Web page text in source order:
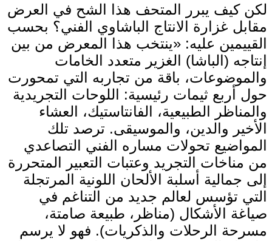
لكن كيف يبرر المتحف هذا الشح في العرض
مقابل غزارة الانتاج الباشاوي الفني؟ بحسب
القييمين عليه: «ينتخب هذا المعرض من بين
إنتاجه (الباشا) الغزير متعدد الخامات
والموضوعات، باقة من تجاربه التي تمحورت
حول أربع ثيمات رئيسية: اللوحات التجريدية
والمناظر الطبيعية، الفانتاستيك، العشاء
الأخير والدين، والموسيقى. ترصد تلك
المواضيع تحولات مساره الفني التصاعدي
من مناخات التجريد وعتبات التعبير المتحررة
إلى جمالية أسلبة الألحان اللونية المرتجلة
التي تؤسس لعالم جديد من التناغم في
صياغة الأشكال (مناظر، طبيعة صامتة،
مسرحة الرحلات والذكريات). فهو لا يرسم